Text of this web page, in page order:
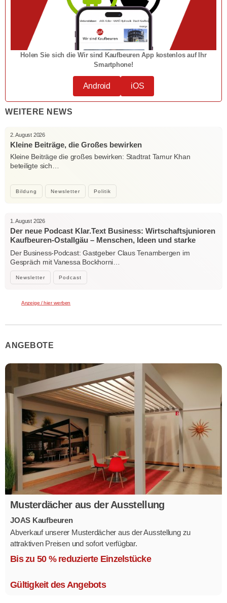
Holen Sie sich die Wir sind Kaufbeuren App kostenlos auf Ihr
Smartphone!
Android iOS
WEITERE NEWS
Bildung Newsletter Politik
2. August 2026
Kleine Beiträge, die Großes bewirken
Kleine Beiträge die großes bewirken: Stadtrat Tamur Khan
beteiligte sich…
Newsletter Podcast
1. August 2026
Der neue Podcast Klar.Text Business: Wirtschaftsjunioren
Kaufbeuren-Ostallgäu – Menschen, Ideen und starke
Verbindungen
Der Business-Podcast: Gastgeber Claus Tenambergen im
Gespräch mit Vanessa Bockhorni…
Anzeige / hier werben
ANGEBOTE
Musterdächer aus der Ausstellung
JOAS Kaufbeuren
Abverkauf unserer Musterdächer aus der Ausstellung zu
attraktiven Preisen und sofort verfügbar.
Mehrere Modelle in verschiedenen Ausführungen.
Bis zu 50 % reduzierte Einzelstücke
Gültigkeit des Angebots